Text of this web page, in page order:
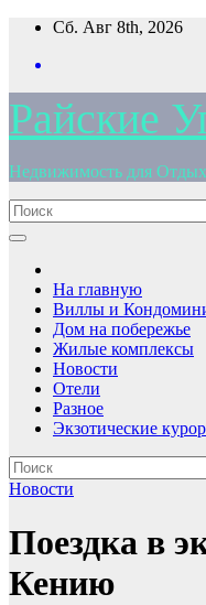
Перейти
содержимому
Сб. Авг 8th, 2026
Райские
Недвижимость для
На главную
Виллы и
Дом на побережье
Жилые комплексы
Новости
Отели
Разное
Экзотические
Новости
Поездка в
Кению